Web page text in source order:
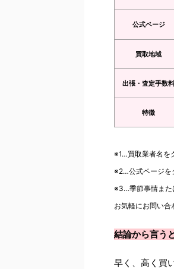
公式ページ
買取地域
出張・査定手数料
特徴
※1…買取業者名を
※2…公式ページを
※3…季節事情また
お気軽にお問い合
結論から言う
早く、高く買